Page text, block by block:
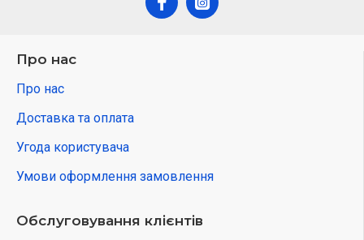
Про нас
Про нас
Доставка та оплата
Угода користувача
Умови оформлення замовлення
Обслуговування клієнтів